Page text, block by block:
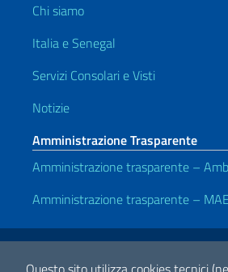
Chi siamo
Italia e Senegal
Servizi Consolari e Visti
Notizie
Amministrazione Trasparente
Amministrazione trasparente –
Amministrazione trasparente –
Link Utili